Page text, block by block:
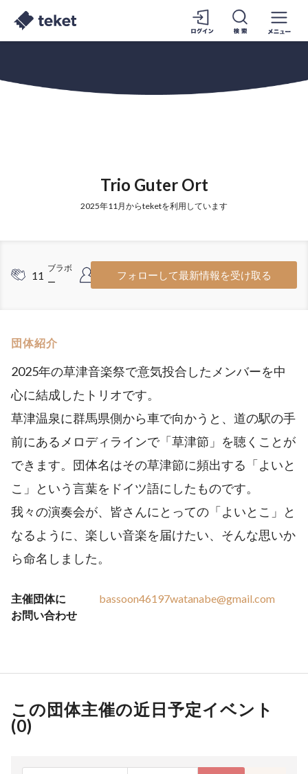
Trio Guter Ort
2025年11月からteketを利用しています
11
ブラボ
ー
ー
フォローして最新情報を受け取る
団体紹介
2025年の草津音楽祭で意気投合したメンバーを中
心に結成したトリオです。
草津温泉に群馬県側から車で向かうと、道の駅の手
前にあるメロディラインで「草津節」を聴くことが
できます。団体名はその草津節に頻出する「よいと
こ」という言葉をドイツ語にしたものです。
我々の演奏会が、皆さんにとっての「よいとこ」と
なるように、楽しい音楽を届けたい、そんな思いか
ら命名しました。
主催団体に
お問い合わせ
bassoon46197watanabe@gmail.com
この団体主催の近日予定イベント
(0)